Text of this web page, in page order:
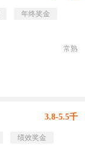
年终奖金
常熟
3.8-5.5千
绩效奖金